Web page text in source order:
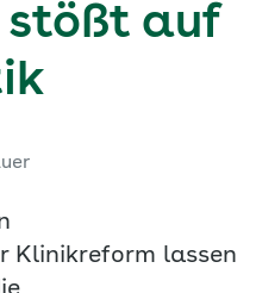
auf
Klinikreform lassen